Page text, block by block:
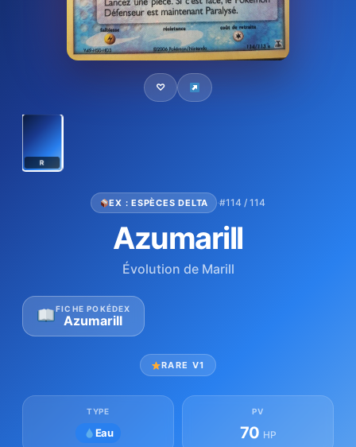
♡
R
EX : ESPÈCES DELTA ·#114 / 114
Azumarill
Évolution de Marill
FICHE POKÉDEX
Azumarill
RARE V1
TYPE
Eau
PV
70 HP